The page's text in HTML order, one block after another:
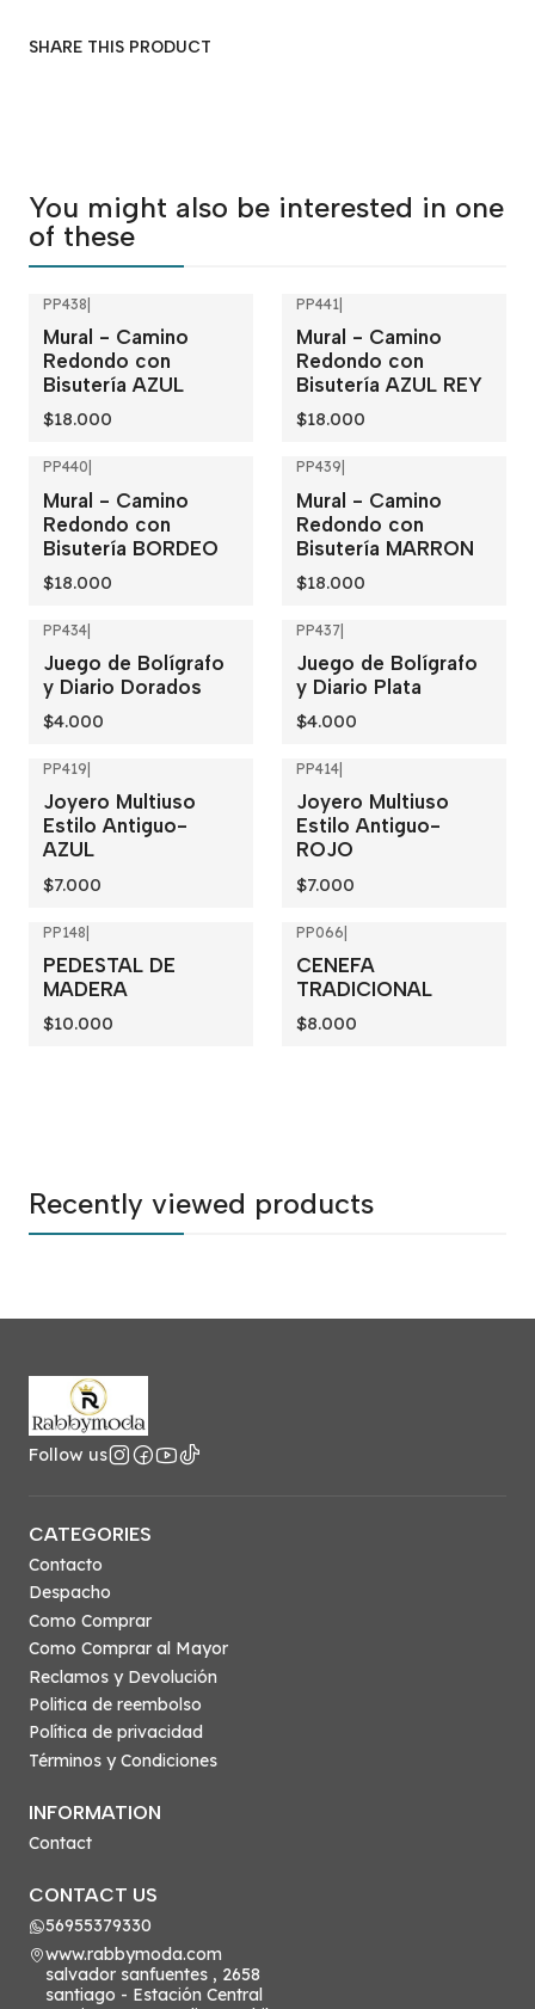
SHARE THIS PRODUCT
You might also be interested in one
of these
PP438
Mural - Camino
Redondo con
Bisutería AZUL
$18.000
PP441
Mural - Camino
Redondo con
Bisutería AZUL REY
$18.000
PP440
Mural - Camino
Redondo con
Bisutería BORDEO
$18.000
PP439
Mural - Camino
Redondo con
Bisutería MARRON
$18.000
PP434
Juego de Bolígrafo
y Diario Dorados
$4.000
PP437
Juego de Bolígrafo
y Diario Plata
$4.000
PP419
Joyero Multiuso
Estilo Antiguo-
AZUL
$7.000
PP414
Joyero Multiuso
Estilo Antiguo-
ROJO
$7.000
PP148|
PEDESTAL DE
MADERA
$10.000
PP066|
CENEFA
TRADICIONAL
$8.000
Recently viewed products
Follow us
CATEGORIES
Contacto
Despacho
Como Comprar
Como Comprar al Mayor
Reclamos y Devolución
Politica de reembolso
Política de privacidad
Términos y Condiciones
INFORMATION
Contact
CONTACT US
56955379330
www.rabbymoda.com
salvador sanfuentes , 2658
santiago - Estación Central